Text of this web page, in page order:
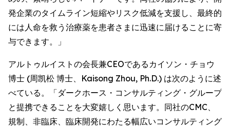
発企業のタイムライン短縮やリスク低減を支援し、最終的
には人命を救う治療薬を患者さまに迅速に届けることに寄
与できます。」
アルトゥルイストの会長兼CEOであるカイソン・チョウ
博士 (周凯松 博士、Kaisong Zhou, Ph.D.) は次のように述
べている。「ダークホース・コンサルティング・グループ
と提携できることを大変嬉しく思います。同社のCMC、
規制、非臨床、臨床開発にわたる幅広いコンサルティング